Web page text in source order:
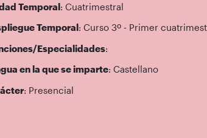
Temporal: Cuatrimestral
Temporal: Curso 3º - Primer
Especialidades:
en la que se imparte: Castellano
: Presencial